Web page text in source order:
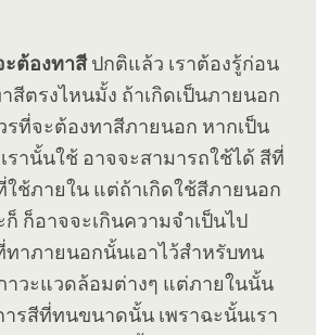
ะต้องทาสีปกติแล้ว เราต้องรู้ก่อน
สีตรงไหนมั้ง ถ้าเกิดเป็นภายนอก
รที่จะต้องทาสีภายนอก หากเป็น
านั้นใช้ อาจจะสามารถใช้ได้ สีที่
ช้ภายใน แต่ถ้าเกิดใช้สีภายนอก
ก็อาจจะเกินความจำเป็นไป
ทาภายนอกนั้นเอาไว้สำหรับทน
าวะแวดล้อมต่างๆ แต่ภายในนั้น
รสีที่ทนขนาดนั้น เพราฉะนั้นเรา